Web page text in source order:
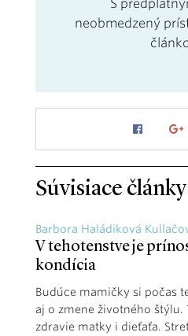
S
neobmedzený
Súvisiace články
Barbora Haládiková
V tehotenstve je
kondícia
Budúce mamičky si počas
aj o zmene životného štýlu.
zdravie matky i dieťaťa.